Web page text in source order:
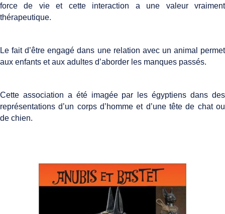
force de vie et cette interaction a une valeur vraiment
thérapeutique.
Le fait d’être engagé dans une relation avec un animal permet
aux enfants et aux adultes d’aborder les manques passés.
Cette association a été imagée par les égyptiens dans des
représentations d’un corps d’homme et d’une tête de chat ou
de chien.